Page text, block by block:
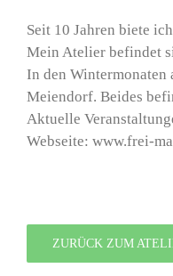
Seit 10 Jahren biete
Mein Atelier befindet
In den Wintermonaten
Meiendorf. Beides
Aktuelle
Webseite: www.frei-
ZURÜCK ZUM